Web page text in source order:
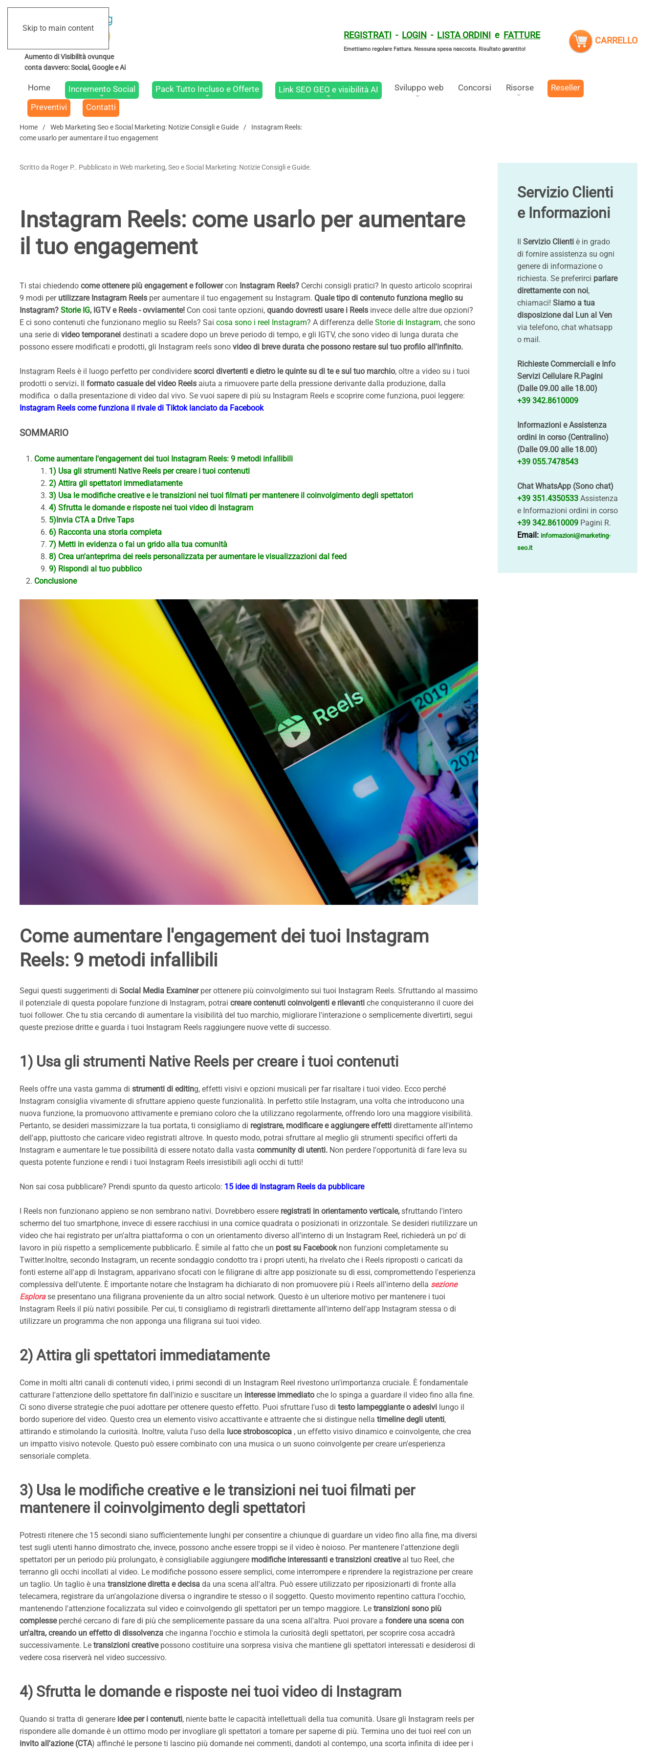
Skip to main content
REGISTRATI - LOGIN - LISTA ORDINI e FATTURE
Emettiamo regolare Fattura. Nessuna spesa nascosta. Risultato garantito!
CARRELLO
Home Incremento Social Pack Tutto Incluso e Offerte Link SEO GEO e visibilità AI Sviluppo web Concorsi Risorse
Reseller
Preventivi
Contatti
Home Web Marketing Seo e Social Marketing: Notizie Consigli e Guide
Instagram Reels:
come usarlo per aumentare il tuo engagement
Scritto da Roger P.. Pubblicato in Web marketing, Seo e Social Marketing: Notizie Consigli e Guide.
Instagram Reels: come usarlo per aumentare
il tuo engagement
Ti stai chiedendo come ottenere più engagement e followercon Instagram Reels? Cerchi consigli pratici? In questo articolo scoprirai
9 modi per utilizzare Instagram Reels per aumentare il tuo engagement su Instagram. Quale tipo di contenuto funziona meglio su
Instagram? Storie IG, IGTV e Reels - ovviamente! Con così tante opzioni, quando dovresti usare i Reels invece delle altre due opzioni?
E ci sono contenuti che funzionano meglio su Reels? Sai cosa sono i reel Instagram? A differenza delle Storie di Instagram, che sono
una serie di video temporanei destinati a scadere dopo un breve periodo di tempo, e gli IGTV, che sono video di lunga durata che
possono essere modificati e prodotti, gli Instagram reels sono video di breve durata che possono restare sul tuo profilo all'infinito.
Instagram Reels è il luogo perfetto per condividere scorci divertenti e dietro le quinte su di te e sul tuo marchio, oltre a video su i tuoi
prodotti o servizi. Il formato casuale del video Reels aiuta a rimuovere parte della pressione derivante dalla produzione, dalla
modifica o dalla presentazione di video dal vivo. Se vuoi sapere di più su Instagram Reels e scoprire come funziona, puoi leggere:
Instagram Reels come funziona il rivale di Tiktok lanciato da Facebook
SOMMARIO
Come aumentare l'engagement dei tuoi Instagram Reels: 9 metodi infallibili
1) Usa gli strumenti Native Reels per creare i tuoi contenuti
2) Attira gli spettatori immediatamente
3) Usa le modifiche creative e le transizioni nei tuoi filmati per mantenere il coinvolgimento degli spettatori
4) Sfrutta le domande e risposte nei tuoi video di Instagram
5)Invia CTA a Drive Taps
6) Racconta una storia completa
7) Metti in evidenza o fai un grido alla tua comunità
8) Crea un'anteprima dei reels personalizzata per aumentare le visualizzazioni dal feed
9) Rispondi al tuo pubblico
Conclusione
Come aumentare l'engagement dei tuoi Instagram
Reels: 9 metodi infallibili
Segui questi suggerimenti di Social Media Examinerper ottenere più coinvolgimento sui tuoi Instagram Reels. Sfruttando al massimo
il potenziale di questa popolare funzione di Instagram, potrai creare contenuti coinvolgenti e rilevanti che conquisteranno il cuore dei
tuoi follower. Che tu stia cercando di aumentare la visibilità del tuo marchio, migliorare l'interazione o semplicemente divertirti, segui
queste preziose dritte e guarda i tuoi Instagram Reels raggiungere nuove vette di successo.
1) Usa gli strumenti Native Reels per creare i tuoi contenuti
Reels offre una vasta gamma di strumenti di editing, effetti visivi e opzioni musicali per far risaltare i tuoi video. Ecco perché
Instagram consiglia vivamente di sfruttare appieno queste funzionalità. In perfetto stile Instagram, una volta che introducono una
nuova funzione, la promuovono attivamente e premiano coloro che la utilizzano regolarmente, offrendo loro una maggiore visibilità.
Pertanto, se desideri massimizzare la tua portata, ti consigliamo di registrare, modificare e aggiungere effetti direttamente all'interno
dell'app, piuttosto che caricare video registrati altrove. In questo modo, potrai sfruttare al meglio gli strumenti specifici offerti da
Instagram e aumentare le tue possibilità di essere notato dalla vasta community di utenti. Non perdere l'opportunità di fare leva su
questa potente funzione e rendi i tuoi Instagram Reels irresistibili agli occhi di tutti!
Non sai cosa pubblicare? Prendi spunto da questo articolo: 15 idee di Instagram Reels da pubblicare
I Reels non funzionano appieno se non sembrano nativi. Dovrebbero essere registrati in orientamento verticale, sfruttando l'intero
schermo del tuo smartphone, invece di essere racchiusi in una cornice quadrata o posizionati in orizzontale. Se desideri riutilizzare un
video che hai registrato per un'altra piattaforma o con un orientamento diverso all'interno di un Instagram Reel, richiederà un po' di
lavoro in più rispetto a semplicemente pubblicarlo. È simile al fatto che un post su Facebooknon funzioni completamente su
Twitter.Inoltre, secondo Instagram, un recente sondaggio condotto tra i propri utenti, ha rivelato che i Reels riproposti o caricati da
fonti esterne all'app di Instagram, apparivano sfocati con le filigrane di altre app posizionate su di essi, compromettendo l'esperienza
complessiva dell'utente. È importante notare che Instagram ha dichiarato di non promuovere più i Reels all'interno della sezione
Esplorase presentano una filigrana proveniente da un altro social network. Questo è un ulteriore motivo per mantenere i tuoi
Instagram Reels il più nativi possibile. Per cui, ti consigliamo di registrarli direttamente all'interno dell'app Instagram stessa o di
utilizzare un programma che non apponga una filigrana sui tuoi video.
2) Attira gli spettatori immediatamente
Come in molti altri canali di contenuti video, i primi secondi di un Instagram Reel rivestono un'importanza cruciale. È fondamentale
catturare l'attenzione dello spettatore fin dall'inizio e suscitare un interesse immediato che lo spinga a guardare il video fino alla fine.
Ci sono diverse strategie che puoi adottare per ottenere questo effetto. Puoi sfruttare l'uso di testo lampeggiante o adesivi lungo il
bordo superiore del video. Questo crea un elemento visivo accattivante e attraente che si distingue nella timeline degli utenti,
attirando e stimolando la curiosità. Inoltre, valuta l'uso della luce stroboscopica , un effetto visivo dinamico e coinvolgente, che crea
un impatto visivo notevole. Questo può essere combinato con una musica o un suono coinvolgente per creare un'esperienza
sensoriale completa.
3) Usa le modifiche creative e le transizioni nei tuoi filmati per
mantenere il coinvolgimento degli spettatori
Potresti ritenere che 15 secondi siano sufficientemente lunghi per consentire a chiunque di guardare un video fino alla fine, ma diversi
test sugli utenti hanno dimostrato che, invece, possono anche essere troppi se il video è noioso. Per mantenere l'attenzione degli
spettatori per un periodo più prolungato, è consigliabile aggiungere modifiche interessanti e transizioni creativeal tuo Reel, che
terranno gli occhi incollati al video. Le modifiche possono essere semplici, come interrompere e riprendere la registrazione per creare
un taglio. Un taglio è una transizione diretta e decisa da una scena all'altra. Può essere utilizzato per riposizionarti di fronte alla
telecamera, registrare da un'angolazione diversa o ingrandire te stesso o il soggetto. Questo movimento repentino cattura l'occhio,
mantenendo l'attenzione focalizzata sul video e coinvolgendo gli spettatori per un tempo maggiore. Le transizioni sono più
complesseperché cercano di fare di più che semplicemente passare da una scena all'altra. Puoi provare a fondere una scena con
un'altra, creando un effetto di dissolvenza che inganna l'occhio e stimola la curiosità degli spettatori, per scoprire cosa accadrà
successivamente. Le transizioni creativepossono costituire una sorpresa visiva che mantiene gli spettatori interessati e desiderosi di
vedere cosa riserverà nel video successivo.
4) Sfrutta le domande e risposte nei tuoi video di Instagram
Quando si tratta di generare idee per i contenuti, niente batte le capacità intellettuali della tua comunità. Usare gli Instagram reels per
rispondere alle domande è un ottimo modo per invogliare gli spettatori a tornare per saperne di più. Termina uno dei tuoi reel con un
invito all'azione (CTA) affinché le persone ti lascino più domande nei commenti, dandoti al contempo, una scorta infinita di idee per i
Servizio Clienti
e Informazioni
Il Servizio Clienti è in grado
di fornire assistenza su ogni
genere di informazione o
richiesta. Se preferirci parlare
direttamente con noi,
chiamaci! Siamo a tua
disposizione dal Lun al Ven
via telefono, chat whatsapp
o mail.
Richieste Commerciali e Info
Servizi Cellulare R.Pagini
(Dalle 09.00 alle 18.00)
+39 342.8610009
Informazioni e Assistenza
ordini in corso (Centralino)
(Dalle 09.00 alle 18.00)
+39 055.7478543
Chat WhatsApp (Sono chat)
+39 351.4350533 Assistenza
e Informazioni ordini in corso
+39 342.8610009 Pagini R.
Email: informazioni@marketing-
seo.it